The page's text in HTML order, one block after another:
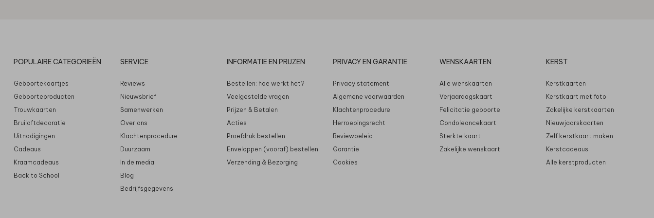
POPULAIRE CATEGORIEËN
Geboortekaartjes
Geboorteproducten
Trouwkaarten
Bruiloftdecoratie
Uitnodigingen
Cadeaus
Kraamcadeaus
Back to School
SERVICE
Reviews
Nieuwsbrief
Samenwerken
Over ons
Klachtenprocedure
Duurzaam
In de media
Blog
Bedrijfsgegevens
INFORMATIE EN PRIJZEN
Bestellen: hoe werkt het?
Veelgestelde vragen
Prijzen & Betalen
Acties
Proefdruk bestellen
Enveloppen (vooraf) bestellen
Verzending & Bezorging
PRIVACY EN GARANTIE
Privacy statement
Algemene voorwaarden
Klachtenprocedure
Herroepingsrecht
Reviewbeleid
Garantie
Cookies
WENSKAARTEN
Alle wenskaarten
Verjaardagskaart
Felicitatie geboorte
Condoleancekaart
Sterkte kaart
Zakelijke wenskaart
KERST
Kerstkaarten
Kerstkaart met foto
Zakelijke kerstkaarten
Nieuwjaarskaarten
Zelf kerstkaart maken
Kerstcadeaus
Alle kerstproducten